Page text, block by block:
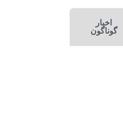
اخبار
گوناگون